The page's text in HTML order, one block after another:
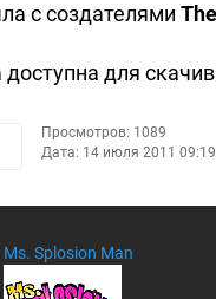
с создателями
доступна для
Просмотров: 1089
Дата: 14 июля 2011 09:19
Ms. Splosion Man